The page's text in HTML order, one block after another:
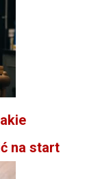
na start